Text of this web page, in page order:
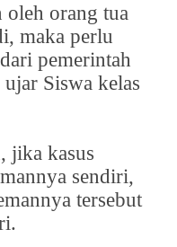
oleh orang tua
maka perlu
pemerintah
Siswa kelas
jika kasus
sendiri,
tersebut